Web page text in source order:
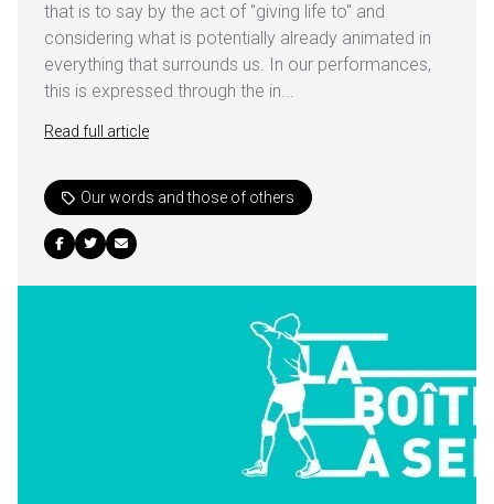
that is to say by the act of "giving life to" and
considering what is potentially already animated in
everything that surrounds us. In our performances,
this is expressed through the in...
Read full article
Our words and those of others